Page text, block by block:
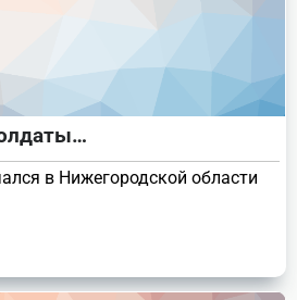
в Нижегородской области